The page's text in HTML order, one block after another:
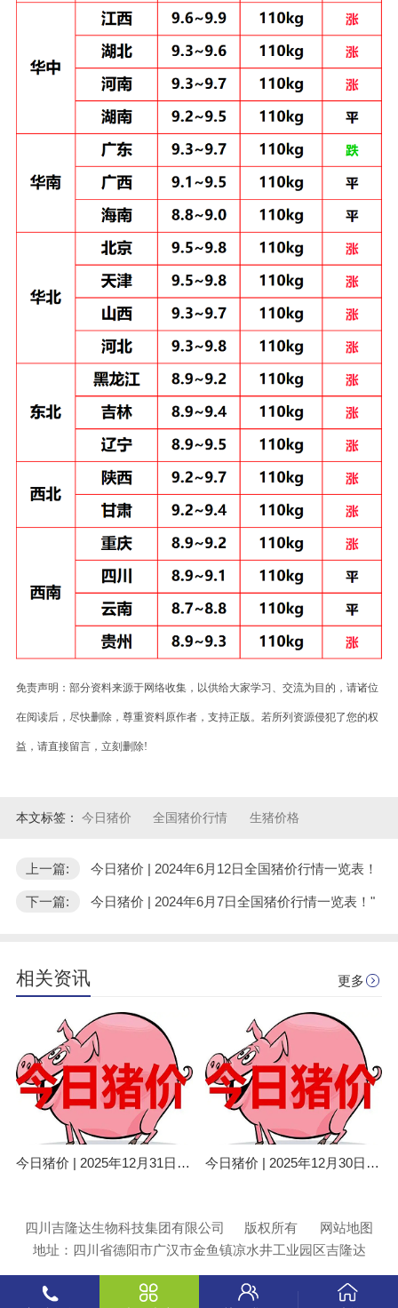
免责声明：部分资料来源于网络收集，以供给大家学习、交流为目的，请诸位
在阅读后，尽快删除，尊重资料原作者，支持正版。若所列资源侵犯了您的权
益，请直接留言，立刻删除!
本文标签： 今日猪价 全国猪价行情 生猪价格
上一篇: 今日猪价 | 2024年6月12日全国猪价行情一览表！
下一篇: 今日猪价 | 2024年6月7日全国猪价行情一览表！"
相关资讯 更多
今日猪价 | 2025年12月31日全国猪价行情一览表！ 今日猪价 | 2025年12月30日全国猪价行情一览表！
四川吉隆达生物科技集团有限公司 版权所有
网站地图
地址：四川省德阳市广汉市金鱼镇凉水井工业园区吉隆达